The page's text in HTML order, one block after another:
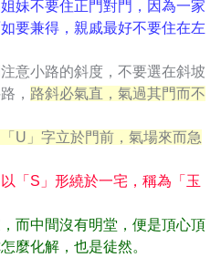
妹不要住正門對門，因為一家
要兼得，親戚最好不要住在左
意小路的斜度，不要選在斜坡
， 路斜必氣直，氣過其門而不
U」字立於門前，氣場來而急
「S」形繞於一宅，稱為「玉
而中間沒有明堂，便是頂心頂
麼化解，也是徒然。